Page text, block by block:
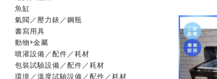
魚缸
氣閥／壓力錶／鋼瓶
書寫用具
動物>金屬
噴灌設備／配件／耗材
包裝試驗設備／配件／耗材
環境／溫度試驗設備／配件／耗材